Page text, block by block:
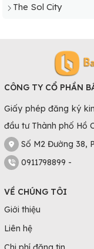
The Sol City
CÔNG TY CỔ PHẦN
Giấy phép đăng ký
đầu tư Thành phố Hồ
Số M2 Đường 38,
0911798899 -
VỀ CHÚNG TÔI
Giới thiệu
Liên hệ